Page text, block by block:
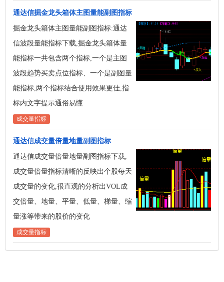
通达信掘金龙头箱体主图量能副图指标
掘金龙头箱体主图量能副图指标:通达
信波段量能指标下载,掘金龙头箱体量
能指标一共包含两个指标,一个是主图
波段趋势买卖点位指标、一个是副图量
能指标,两个指标结合使用效果更佳,指
标内文字提示通俗易懂
成交量指标
通达信成交量倍量地量副图指标
通达信成交量倍量地量副图指标下载,
成交量倍量指标清晰的反映出个股每天
成交量的变化,很直观的分析出VOL成
交倍量、地量、平量、低量、梯量、缩
量涨等带来的股价的变化
成交量指标